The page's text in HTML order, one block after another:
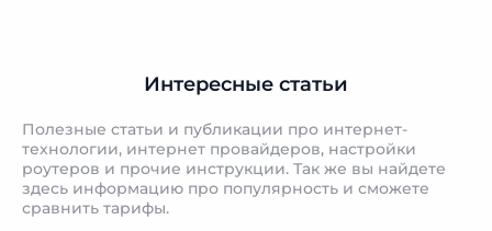
Интересные статьи
Полезные статьи и публикации про интернет-
технологии, интернет провайдеров, настройки
роутеров и прочие инструкции. Так же вы найдете
здесь информацию про популярность и сможете
сравнить тарифы.